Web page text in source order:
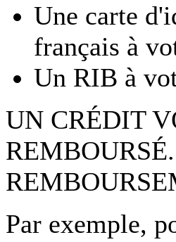
Une carte
français à
Un RIB à
UN CRÉDIT
Par exemple,